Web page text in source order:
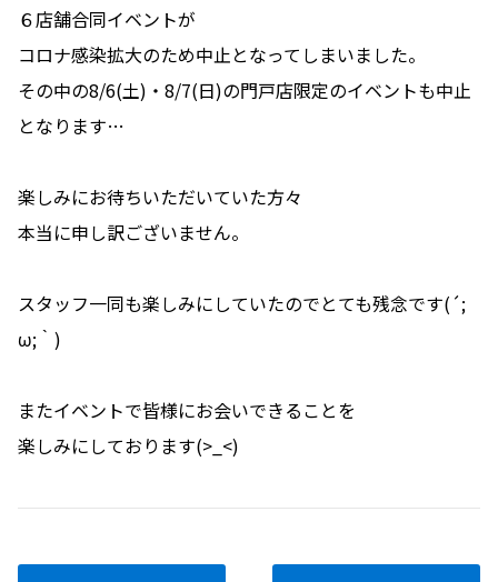
６店舗合同イベントが
コロナ感染拡大のため中止となってしまいました。
その中の8/6(土)・8/7(日)の門戸店限定のイベントも中止
となります…
楽しみにお待ちいただいていた方々
本当に申し訳ございません。
スタッフ一同も楽しみにしていたのでとても残念です(´;
ω;｀)
またイベントで皆様にお会いできることを
楽しみにしております(>_<)